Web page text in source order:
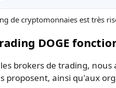
de cryptomonnaies est très
DOGE
brokers de trading,
proposent, ainsi qu'aux